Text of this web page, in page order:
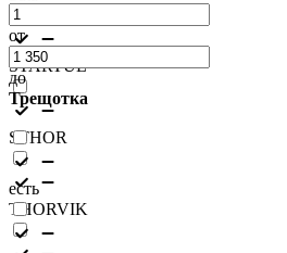
STARTUL
STHOR
THORVIK
от
до
Трещотка
есть